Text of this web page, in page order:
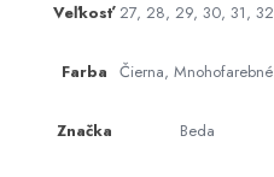
Veľkosť 27, 28, 29, 30, 31, 32
Farba Čierna, Mnohofarebné
Značka Beda